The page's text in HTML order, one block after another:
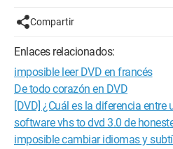
Compartir
Enlaces relacionados:
imposible leer DVD en francés
De todo corazón en DVD
[DVD] ¿Cuál es la diferencia entre
software vhs to dvd 3.0 de
imposible cambiar idiomas y